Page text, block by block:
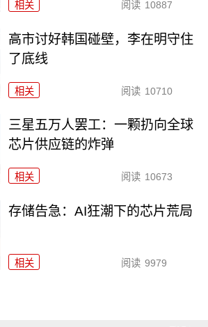
相关 阅读 10887
高市讨好韩国碰壁，李在明守住
了底线
相关 阅读 10710
三星五万人罢工：一颗扔向全球
芯片供应链的炸弹
相关 阅读 10673
存储告急：AI狂潮下的芯片荒局
相关 阅读 9979